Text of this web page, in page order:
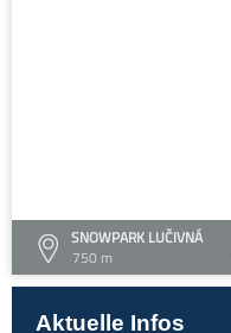
SNOWPARK LUČIVNÁ
750 m
Aktuelle Infos